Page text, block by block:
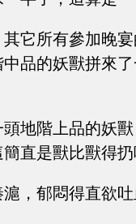
它所有參加晚
品的妖獸拼來
地階上品的妖
直是獸比獸得
，郁悶得直欲